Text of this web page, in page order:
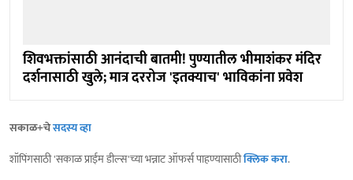
शिवभक्तांसाठी आनंदाची बातमी! पुण्यातील भीमाशंकर मंदिर
दर्शनासाठी खुले; मात्र दररोज 'इतक्याच' भाविकांना प्रवेश
सकाळ+चेसदस्य व्हा
शॉपिंगसाठी 'सकाळ प्राईम डील्स'च्या भन्नाट ऑफर्स पाहण्यासाठीक्लिक करा.